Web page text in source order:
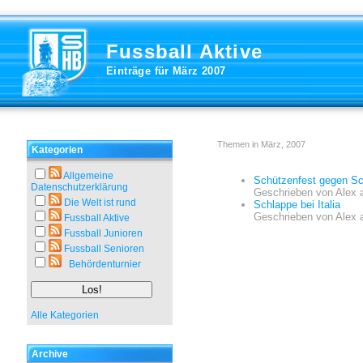
Fussball Aktive
Einträge für März 2007
Kategorien
Allgemeine
Datenschutzerklärung
Die Welt ist rund
Fussball Aktive
Fussball Junioren
Fussball Senioren
Behördenturnier
Alle Kategorien
Archive
Themen in März, 2007
Schützenfest gegen
Geschrieben von Alex
Schlappe bei Italia
Geschrieben von Alex